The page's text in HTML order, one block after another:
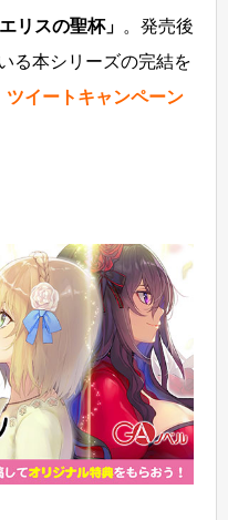
エリスの聖杯」 。発売後
る本シリーズの完結を
ツイートキャンペーン